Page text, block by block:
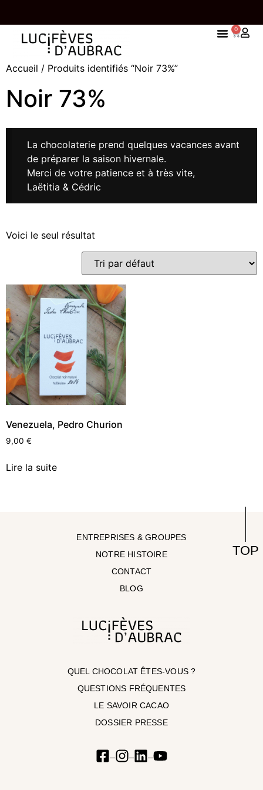
TOP
UNE TABLETTE OFFERTE À PARTIR DE 85,00€
D'ACHAT
0
Accueil / Produits identifiés “Noir 73%”
Noir 73%
La chocolaterie prend quelques vacances avant
de préparer la saison hivernale.
Merci de votre patience et à très vite,
Laëtitia & Cédric
Voici le seul résultat
Venezuela, Pedro Churion
9,00 €
Lire la suite
ENTREPRISES & GROUPES
NOTRE HISTOIRE
CONTACT
BLOG
QUEL CHOCOLAT ÊTES-VOUS ?
QUESTIONS FRÉQUENTES
LE SAVOIR CACAO
DOSSIER PRESSE